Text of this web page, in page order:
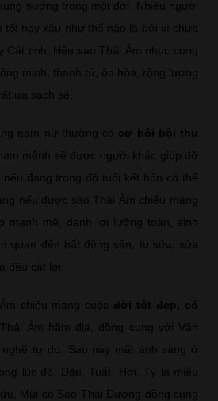
sướng trong một đời. Nhiều người
tốt hay xấu như thế nào là bởi vì chưa
Cát tinh. Nếu sao Thái Âm nhục cung
minh, thanh tứ, ôn hòa, rộng lượng
ưa sạch sẽ.
nam nữ thường có cơ hội bội thu
mệnh sẽ được người khác giúp đỡ
đang trong độ tuổi kết hôn có thể
nếu được sao Thái Âm chiếu mạng
mạnh mẽ, danh lợi lưỡng toàn, sinh
quan đến bất động sản, tu sửa, sửa
đều cát lợi.
chiếu mạng cuộc đời tốt đẹp, có
Âm hãm địa, đồng cung với Văn
tự do. Sao này mất ánh sáng ở
lúc đó, Dậu, Tuất, Hợi, Tý là miếu
Mùi có Sao Thái Dương đồng cung